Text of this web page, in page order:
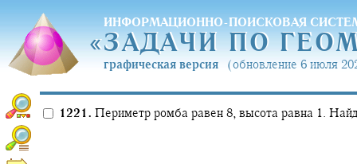
ИНФОРМАЦИОННО-ПОИСКОВАЯ
«ЗАДАЧИ ПО
«ЗАДАЧИ ПО
графическая версия (обновление 6 июля
1221. Периметр ромба равен 8, высота равна 1.